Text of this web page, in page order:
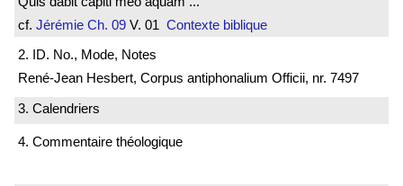
cf. Jérémie Ch. 09 V. 01 Contexte biblique
2. ID. No., Mode, Notes
René-Jean Hesbert, Corpus antiphonalium Officii, nr. 7497
3. Calendriers
4. Commentaire théologique